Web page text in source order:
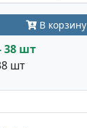
В корзину
38 шт
шт